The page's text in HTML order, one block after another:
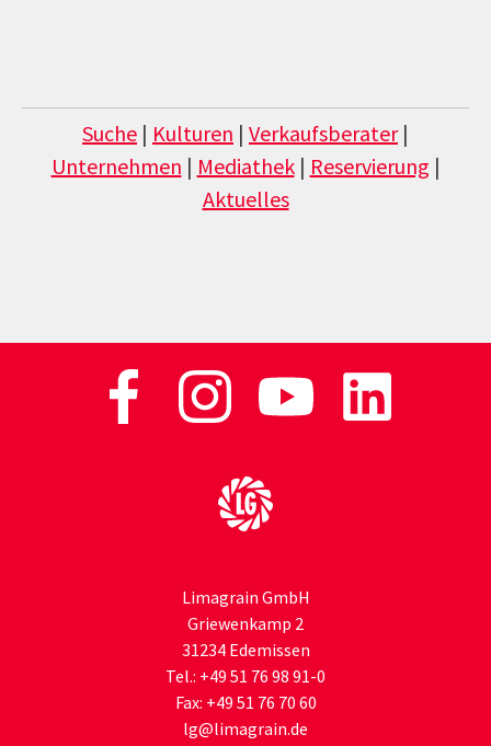
Suche | Kulturen | Verkaufsberater|
Unternehmen | Mediathek| Reservierung |
Aktuelles
Limagrain GmbH
Griewenkamp 2
31234 Edemissen
Tel.: +49 51 76 98 91-0
Fax: +49 51 76 70 60
lg@limagrain.de